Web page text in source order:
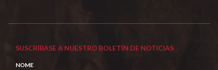
SUSCRÍBASE A NUESTRO BOLETÍN DE NOTICIAS
NOME